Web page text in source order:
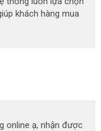
khách hàng mua
online ạ, nhận được